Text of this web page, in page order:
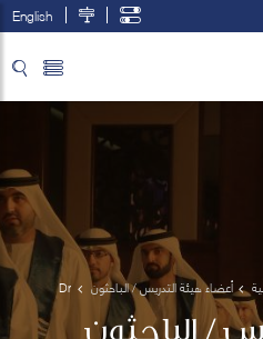
English
أعضاء هيئة التدريس / الباحثون
Dr
Victor
/ الباحثون